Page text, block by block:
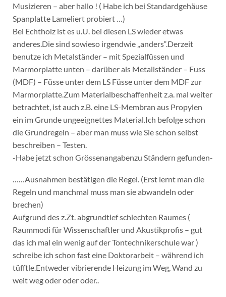
Musizieren – aber hallo ! ( Habe ich bei Standardgehäuse
Spanplatte Lameliert probiert …)
Bei Echtholz ist es u.U. bei diesen LS wieder etwas
anderes.Die sind sowieso irgendwie „anders“.Derzeit
benutze ich Metalständer – mit Spezialfüssen und
Marmorplatte unten – darüber als Metallständer – Fuss
(MDF) – Füsse unter dem LS Füsse unter dem MDF zur
Marmorplatte.Zum Materialbeschaffenheit z.a. mal weiter
betrachtet, ist auch z.B. eine LS-Membran aus Propylen
ein im Grunde ungeeignettes Material.Ich befolge schon
die Grundregeln – aber man muss wie Sie schon selbst
beschreiben – Testen.
-Habe jetzt schon Grössenangabenzu Ständern gefunden-
……Ausnahmen bestätigen die Regel. (Erst lernt man die
Regeln und manchmal muss man sie abwandeln oder
brechen)
Aufgrund des z.Zt. abgrundtief schlechten Raumes (
Raummodi für Wissenschaftler und Akustikprofis – gut
das ich mal ein wenig auf der Tontechnikerschule war )
schreibe ich schon fast eine Doktorarbeit – während ich
tüfftle.Entweder vibrierende Heizung im Weg, Wand zu
weit weg oder oder oder..